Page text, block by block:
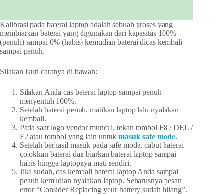
Kalibrasi pada baterai laptop adalah sebuah proses yang
membiarkan baterai yang digunakan dari kapasitas 100%
(penuh) sampai 0% (habis) kemudian baterai dicas kembali
sampai penuh.
Silakan ikuti caranya di bawah:
Silakan Anda cas baterai laptop sampai penuh
menyentuh 100%.
Setelah baterai penuh, matikan laptop lalu nyalakan
kembali.
Pada saat logo vendor muncul, tekan tombol F8 / DEL /
F2 atau tombol yang lain untuk masuk safe mode.
Setelah berhasil masuk pada safe mode, cabut baterai
colokkan baterai dan biarkan baterai laptop sampai
habis hingga laptopnya mati sendiri.
Jika sudah, cas kembali baterai laptop Anda sampai
penuh kemudian nyalakan laptop. Seharusnya pesan
error “Consider Replacing your battery sudah hilang”.